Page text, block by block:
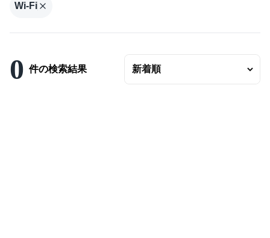
ベッドルーム数
バスルーム数
Wi-Fi
0 件の検索結果